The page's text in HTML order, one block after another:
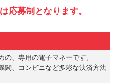
応募制となります。
、専用の電子マネーです。
関、コンビニなど多彩な決済方法